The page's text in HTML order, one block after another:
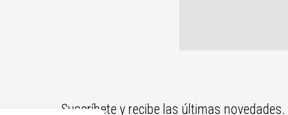
Suscríbete y recibe las últimas novedades.